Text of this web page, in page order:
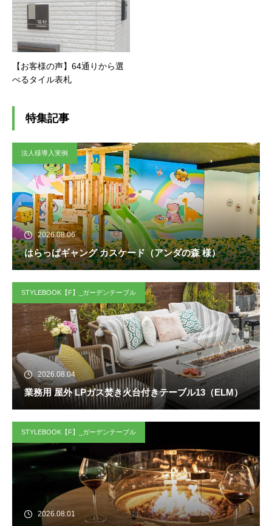
【お客様の声】64通りから選
べるタイル表札
特集記事
法人様導入実例
2026.08.06
はらっぱギャング カスケード（アンダの森 様）
STYLEBOOK【F】_ガーデンテーブル
2026.08.04
業務用 屋外 LPガス焚き火台付きテーブル13（ELM）
STYLEBOOK【F】_ガーデンテーブル
2026.08.01